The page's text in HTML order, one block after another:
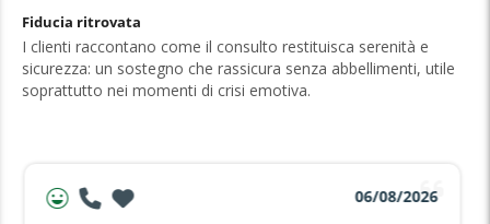
Fiducia ritrovata
I clienti raccontano come il consulto restituisca serenità e
sicurezza: un sostegno che rassicura senza abbellimenti, utile
soprattutto nei momenti di crisi emotiva.
06/08/2026